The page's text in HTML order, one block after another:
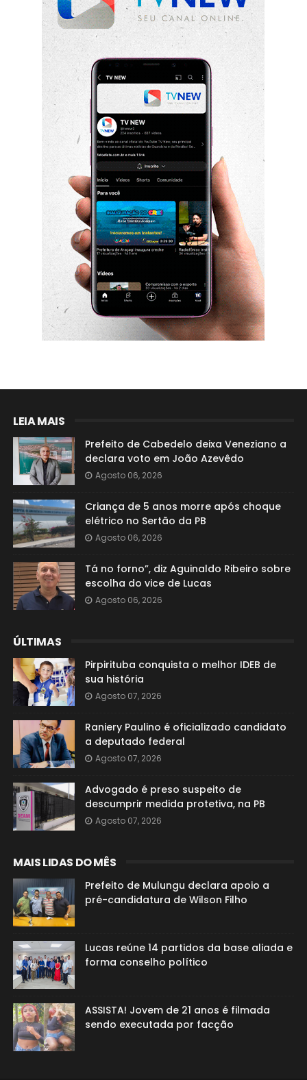
LEIA MAIS
Prefeito de Cabedelo deixa Veneziano a
declara voto em João Azevêdo
Agosto 06, 2026
Criança de 5 anos morre após choque
elétrico no Sertão da PB
Agosto 06, 2026
Tá no forno”, diz Aguinaldo Ribeiro sobre
escolha do vice de Lucas
Agosto 06, 2026
ÚLTIMAS
Pirpirituba conquista o melhor IDEB de
sua história
Agosto 07, 2026
Raniery Paulino é oficializado candidato
a deputado federal
Agosto 07, 2026
Advogado é preso suspeito de
descumprir medida protetiva, na PB
Agosto 07, 2026
MAIS LIDAS DO MÊS
Prefeito de Mulungu declara apoio a
pré-candidatura de Wilson Filho
Lucas reúne 14 partidos da base aliada e
forma conselho político
ASSISTA! Jovem de 21 anos é filmada
sendo executada por facção